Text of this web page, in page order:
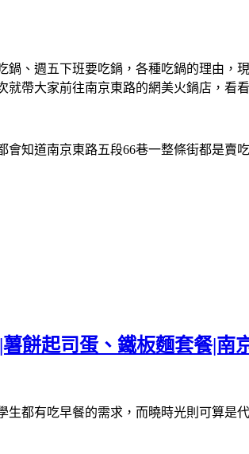
、週五下班要吃鍋，各種吃鍋的理由
帶大家前往南京東路的網美火鍋店，看
知道南京東路五段66巷一整條街都是
餅起司蛋、鐵板麵套餐|南
都有吃早餐的需求，而曉時光則可算